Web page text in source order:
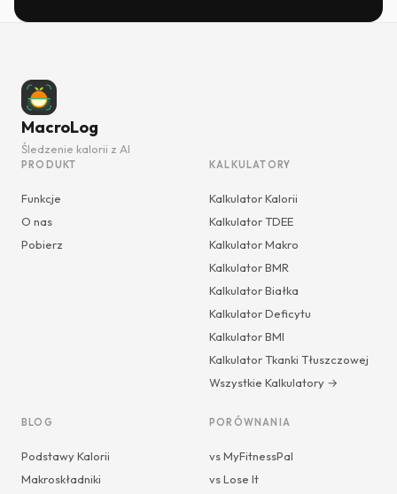
MacroLog
Śledzenie kalorii z AI
PRODUKT
Funkcje
O nas
Pobierz
KALKULATORY
Kalkulator Kalorii
Kalkulator TDEE
Kalkulator Makro
Kalkulator BMR
Kalkulator Białka
Kalkulator Deficytu
Kalkulator BMI
Kalkulator Tkanki Tłuszczowej
Wszystkie Kalkulatory →
BLOG
Podstawy Kalorii
Makroskładniki
PORÓWNANIA
vs MyFitnessPal
vs Lose It